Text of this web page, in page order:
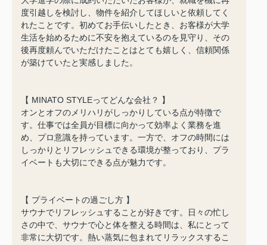
度引越しを検討し、物件を紹介してほしいと依頼してく
れたことです。初めてお手伝いしたとき、お客様が大学
生活を始めるために不安を抱えているのを見守り、その
後再度頼んでいただけたことはとても嬉しく、信頼関係
が築けていたと実感しました。
【 MINATO STYLEってどんな会社？ 】
オンとオフのメリハリがしっかりしている点が特徴で
す。仕事では全員が目標に向かって効率よく業務を進
め、プロ意識を持っています。一方で、オフの時間には
しっかりとリフレッシュできる環境が整っており、プラ
イベートも大切にできる点が魅力です。
【 プライベートの過ごし方 】
サウナでリフレッシュすることが好きです。日々の忙し
さの中で、サウナで心と体を整える時間は、私にとって
非常に大切です。熱い蒸気に包まれてリラックスするこ